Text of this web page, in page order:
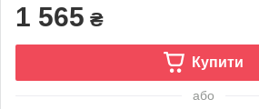
1 565 ₴
Купити
або